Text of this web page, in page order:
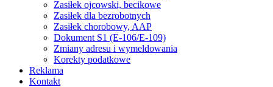
Zasiłek ojcowski, becikowe
Zasiłek dla bezrobotnych
Zasiłek chorobowy, AAP
Dokument S1 (E-106/E-109)
Zmiany adresu i wymeldowania
Korekty podatkowe
Reklama
Kontakt